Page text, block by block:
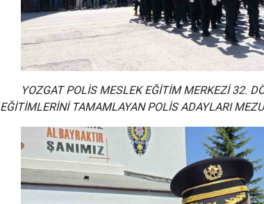
YOZGAT POLİS MESLEK EĞİTİM MERKEZİ 32.
EĞİTİMLERİNİ TAMAMLAYAN POLİS ADAYLARI